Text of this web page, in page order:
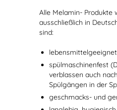
Alle Melamin- Produkte
ausschließlich in
sind:
spülmaschinenfest
verblassen auch
Spülgängen in der
geschmacks- und